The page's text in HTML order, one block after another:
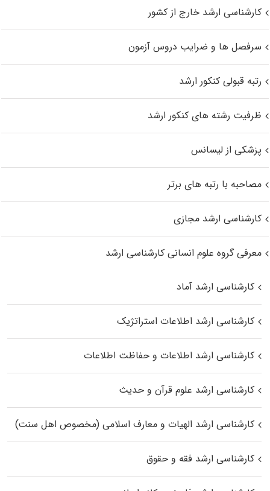
کارشناسی ارشد خارج از کشور
سرفصل ها و ضرایب دروس آزمون
رتبه قبولی کنکور ارشد
ظرفیت رشته های کنکور ارشد
پزشکی از لیسانس
مصاحبه با رتبه های برتر
کارشناسی ارشد مجازی
معرفی گروه علوم انسانی کارشناسی ارشد
کارشناسی ارشد آماد
کارشناسی ارشد اطلاعات استراتژیک
کارشناسی ارشد اطلاعات و حفاظت اطلاعات
کارشناسی ارشد علوم قرآن و حدیث
کارشناسی ارشد الهیات و معارف اسلامی (مخصوص اهل سنت)
کارشناسی ارشد فقه و حقوق